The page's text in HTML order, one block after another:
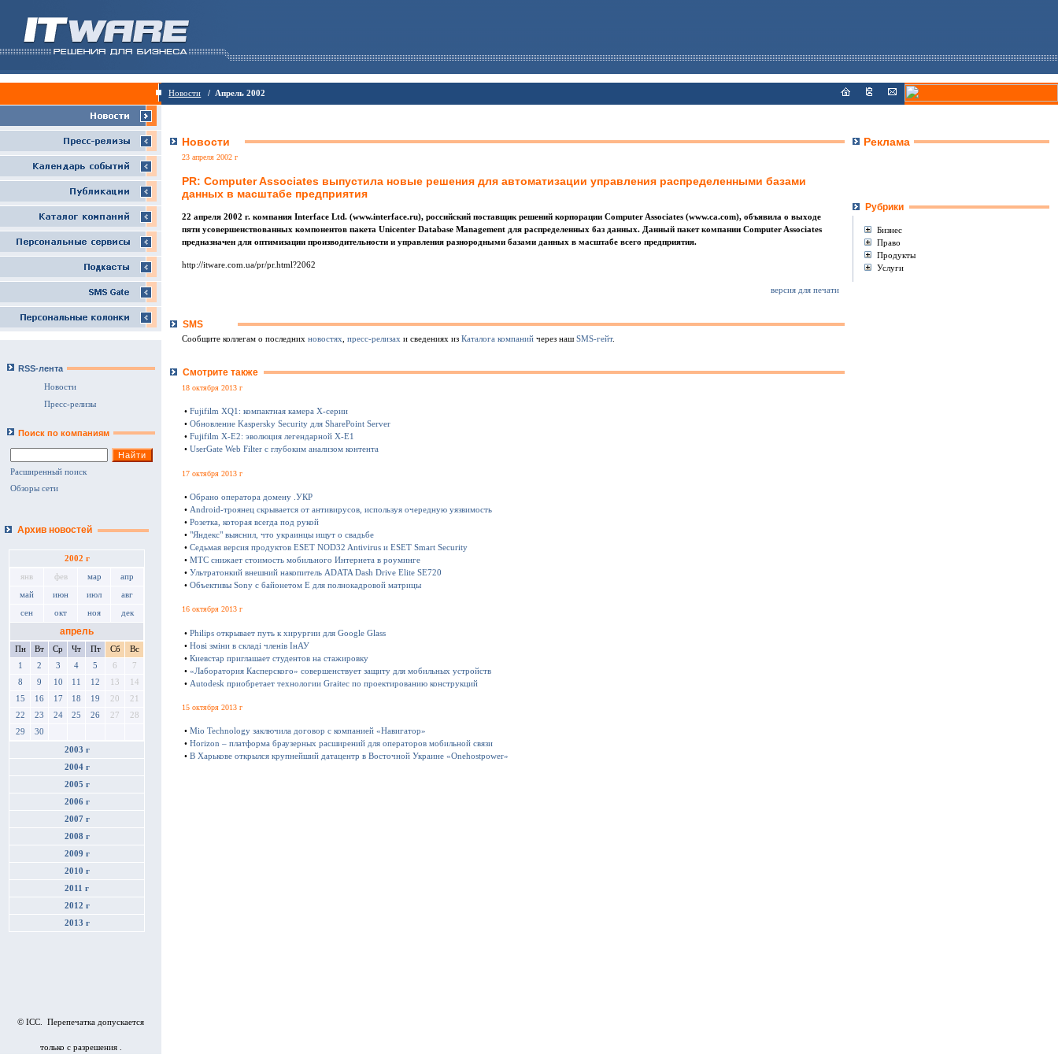
Новости / Апрель 2002
RSS-лента
Новости
Пресс-релизы
Поиск по компаниям
Расширенный поиск
Обзоры сети
Архив новостей
2002 г
янв фев мар апр
май июн июл авг
сен окт ноя дек
апрель
Пн Вт Ср Чт Пт Сб
Вс
1
2 3 4 5 6
7
8
9 10 11 12 13
14
15
16 17 18 19 20
21
22
23 24 25 26 27
28
29
30
2003 г
2004 г
2005 г
2006 г
2007 г
2008 г
2009 г
2010 г
2011 г
2012 г
2013 г
© ICC. Перепечатка допускается
только с разрешения .
Новости
23 апреля 2002 г
PR: Computer Associates выпустила новые решения для автоматизации управления распределенными базами
данных в масштабе предприятия
22 апреля 2002 г. компания Interface Ltd. (www.interface.ru), российский поставщик решений корпорации Computer Associates (www.ca.com), объявила о выходе
пяти усовершенствованных компонентов пакета Unicenter Database Management для распределенных баз данных. Данный пакет компании Computer Associates
предназначен для оптимизации производительности и управления разнородными базами данных в масштабе всего предприятия.
http://itware.com.ua/pr/pr.html?2062
версия для печати
SMS
Сообщите коллегам о последних новостях пресс-релизах и сведениях из Каталога компаний через наш SMS-гейт.
Смотрите также
18 октября 2013 г
• Fujifilm XQ1: компактная камера Х-серии
• Обновление Kaspersky Security для SharePoint Server
• Fujifilm X-E2: эволюция легендарной X-E1
• UserGate Web Filter с глубоким анализом контента
17 октября 2013 г
• Обрано оператора домену .УКР
• Android-троянец скрывается от антивирусов, используя очередную уязвимость
• Розетка, которая всегда под рукой
• "Яндекс" выяснил, что украинцы ищут о свадьбе
• Седьмая версия продуктов ESET NOD32 Antivirus и ESET Smart Security
• МТС снижает стоимость мобильного Интернета в роуминге
• Ультратонкий внешний накопитель ADATA Dash Drive Elite SE720
• Объективы Sony с байонетом E для полнокадровой матрицы
16 октября 2013 г
• Philips открывает путь к хирургии для Google Glass
• Нові зміни в складі членів ІнАУ
• Киевстар приглашает студентов на стажировку
• «Лаборатория Касперского» совершенствует защиту для мобильных устройств
• Autodesk приобретает технологии Graitec по проектированию конструкций
15 октября 2013 г
• Mio Technology заключила договор с компанией «Навигатор»
• Horizon – платформа браузерных расширений для операторов мобильной связи
• В Харькове открылся крупнейший датацентр в Восточной Украине «Onehostpower»
Реклама
Рубрики
Бизнес
Право
Продукты
Услуги